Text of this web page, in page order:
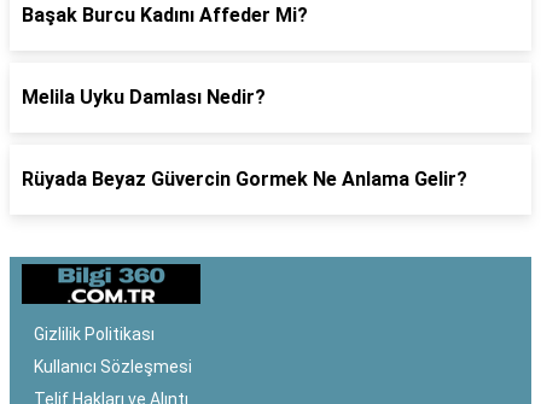
Başak Burcu Kadını Affeder Mi?
Melila Uyku Damlası Nedir?
Rüyada Beyaz Güvercin Gormek Ne Anlama Gelir?
Gizlilik Politikası
Kullanıcı Sözleşmesi
Telif Hakları ve Alıntı